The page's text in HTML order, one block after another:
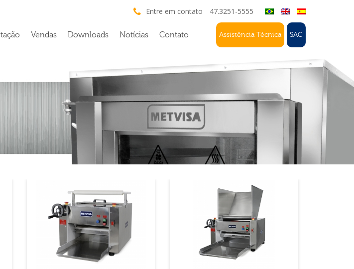
Entre em contato 47.3251-5555
Vendas Downloads Notícias Contato SAC
Assistência Técnica